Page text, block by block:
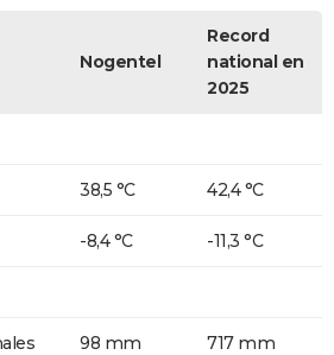
Nogentel
Record
national en
2025
38,5 °C 42,4 °C
-8,4 °C -11,3 °C
98 mm 717 mm